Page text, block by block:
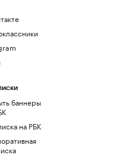
баннеры
на РБК